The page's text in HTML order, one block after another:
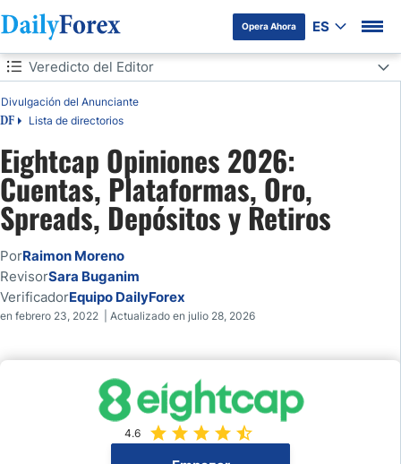
Opera Ahora ES
Tabla de contenidos
DF Lista de directorios
Divulgación del Anunciante
Veredicto del Editor
Veredicto del Editor
Tipos de Cuenta de Eightcap: STANDARD vs RAW + Costes
Completos
Tarifas de Eightcap: Más allá del Spread
Cómo Operar Oro (XAU/USD) en Eightcap: Lo Que el Spread
Publicado No Te Dice
Plataformas de Trading
TradingView + MT4/MT5 + TraderLocker de Eightcap
¿Qué puedo Operar con Eightcap Broker en 2026?
Depósitos y Retiros de Eightcap
Eightcap Opiniones 2026:
Cuentas, Plataformas, Oro,
Spreads, Depósitos y Retiros
PorRaimon Moreno
RevisorSara Buganim
VerificadorEquipo DailyForex
en febrero 23, 2022 | Actualizado en julio 28, 2026
4.6